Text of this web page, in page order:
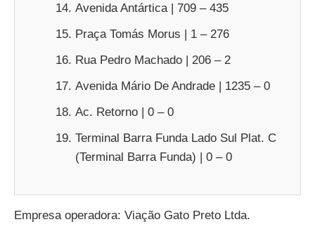
Avenida Antártica | 709 – 435
Praça Tomás Morus | 1 – 276
Rua Pedro Machado | 206 – 2
Avenida Mário De Andrade | 1235 – 0
Ac. Retorno | 0 – 0
Terminal Barra Funda Lado Sul Plat. C
(Terminal Barra Funda) | 0 – 0
Empresa operadora: Viação Gato Preto Ltda.